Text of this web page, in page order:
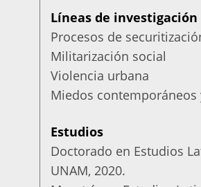
Líneas de investigación
Procesos de
Militarización social
Violencia urbana
Miedos
Estudios
Doctorado en Estudios
UNAM, 2020.